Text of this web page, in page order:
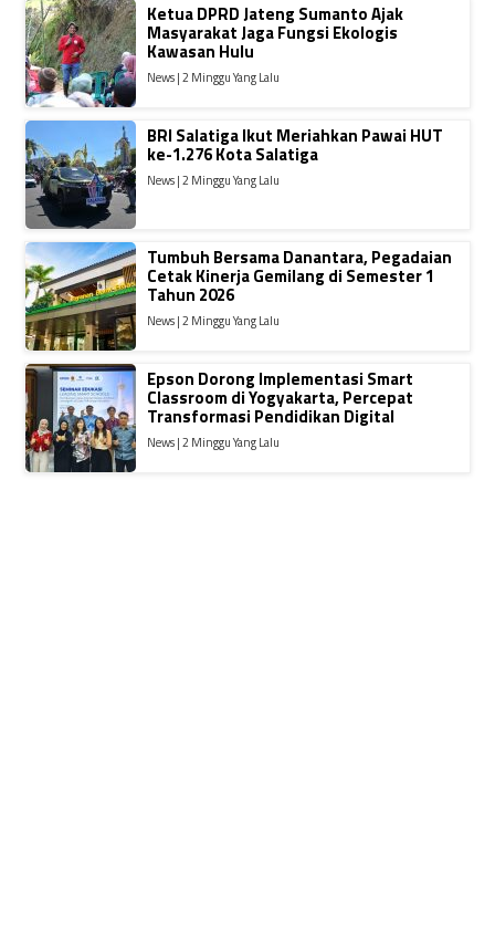
Ketua DPRD Jateng Sumanto Ajak
Masyarakat Jaga Fungsi Ekologis
Kawasan Hulu
News | 2 Minggu Yang Lalu
BRI Salatiga Ikut Meriahkan Pawai HUT
ke-1.276 Kota Salatiga
News | 2 Minggu Yang Lalu
Tumbuh Bersama Danantara, Pegadaian
Cetak Kinerja Gemilang di Semester 1
Tahun 2026
News | 2 Minggu Yang Lalu
Epson Dorong Implementasi Smart
Classroom di Yogyakarta, Percepat
Transformasi Pendidikan Digital
News | 2 Minggu Yang Lalu